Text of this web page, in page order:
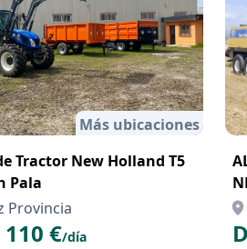
Más ubicaciones
Tractor New Holland T5
Pala
Provincia
€/día